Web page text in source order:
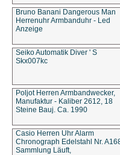
Bruno Banani Dangerous Man
Herrenuhr Armbanduhr - Led
Anzeige
Seiko Automatik Diver ' S
Skx007kc
Poljot Herren Armbandwecker,
Manufaktur - Kaliber 2612, 18
Steine Bauj. Ca. 1990
Casio Herren Uhr Alarm
Chronograph Edelstahl Nr.
Sammlung Läuft,